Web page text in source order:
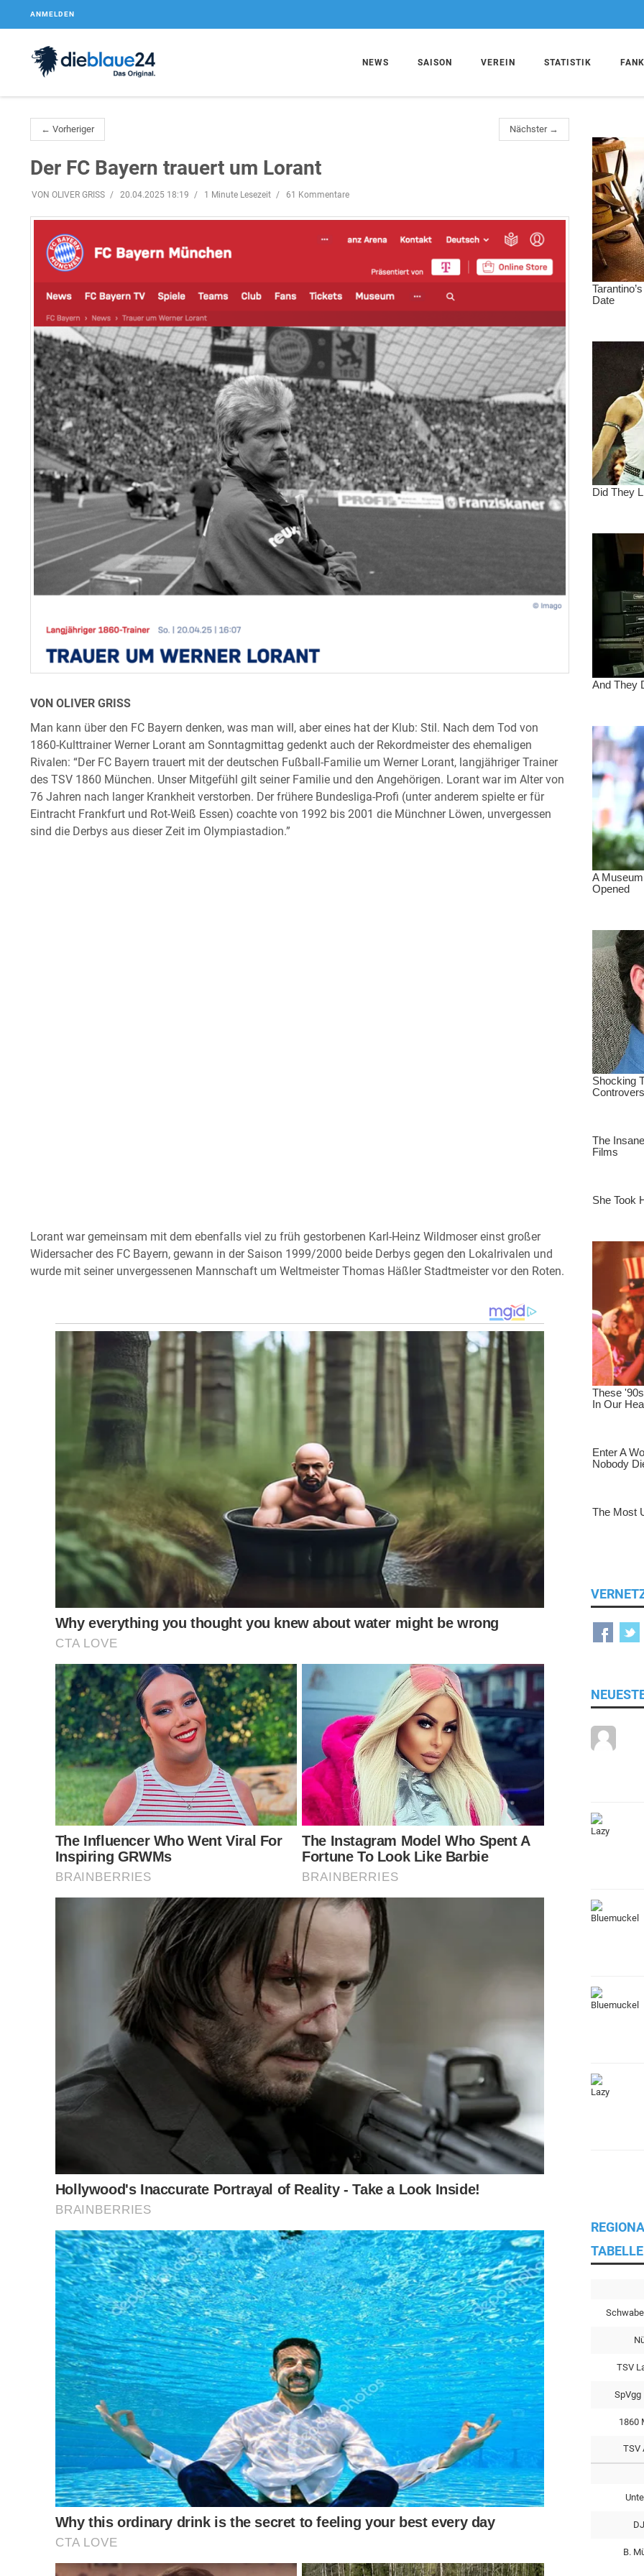
ANMELDEN
NEWS SAISON VEREIN STATISTIK
← Vorheriger Nächster →
Der FC Bayern trauert um Lorant
VON OLIVER GRISS 20.04.2025 18:19 1 Minute Lesezeit 61 Kommentare
VON OLIVER GRISS
Man kann über den FC Bayern denken, was man will, aber eines hat der Klub: Stil. Nach dem Tod von
1860-Kulttrainer Werner Lorant am Sonntagmittag gedenkt auch der Rekordmeister des ehemaligen
Rivalen: “Der FC Bayern trauert mit der deutschen Fußball-Familie um Werner Lorant, langjähriger Trainer
des TSV 1860 München. Unser Mitgefühl gilt seiner Familie und den Angehörigen. Lorant war im Alter von
76 Jahren nach langer Krankheit verstorben. Der frühere Bundesliga-Profi (unter anderem spielte er für
Eintracht Frankfurt und Rot-Weiß Essen) coachte von 1992 bis 2001 die Münchner Löwen, unvergessen
sind die Derbys aus dieser Zeit im Olympiastadion.”
Lorant war gemeinsam mit dem ebenfalls viel zu früh gestorbenen Karl-Heinz Wildmoser einst großer
Widersacher des FC Bayern, gewann in der Saison 1999/2000 beide Derbys gegen den Lokalrivalen und
wurde mit seiner unvergessenen Mannschaft um Weltmeister Thomas Häßler Stadtmeister vor den Roten.
TABELLE
TSV
SpVgg
1860
TSV
B.